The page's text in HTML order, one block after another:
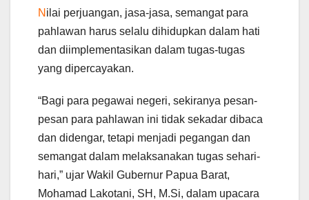
N ilai perjuangan, jasa-jasa, semangat para
pahlawan harus selalu dihidupkan dalam hati
dan diimplementasikan dalam tugas-tugas
yang dipercayakan.
“Bagi para pegawai negeri, sekiranya pesan-
pesan para pahlawan ini tidak sekadar dibaca
dan didengar, tetapi menjadi pegangan dan
semangat dalam melaksanakan tugas sehari-
hari,” ujar Wakil Gubernur Papua Barat,
Mohamad Lakotani, SH, M.Si, dalam upacara